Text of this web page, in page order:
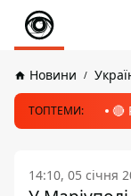
Новини
ТОПТЕМИ: 🔴
14:10, 05 січня